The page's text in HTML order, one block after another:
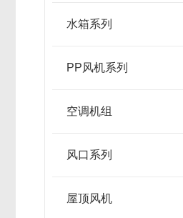
水箱系列
PP风机系列
空调机组
风口系列
屋顶风机